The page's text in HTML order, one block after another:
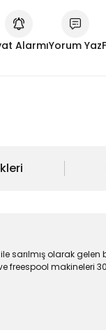
AlarmıYorum Yaz
sarılmış olarak gelen
freespool makineleri